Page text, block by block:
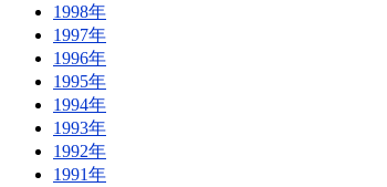
1998年
1997年
1996年
1995年
1994年
1993年
1992年
1991年